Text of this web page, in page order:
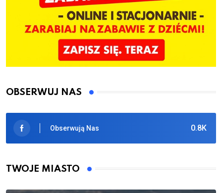
OBSERWUJ NAS
0.8K
Obserwują Nas
TWOJE MIASTO